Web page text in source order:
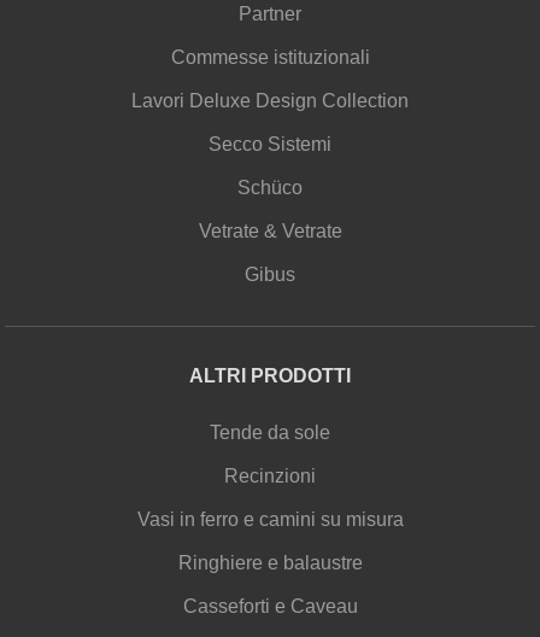
Partner
Commesse istituzionali
Lavori Deluxe Design Collection
Secco Sistemi
Schüco
Vetrate & Vetrate
Gibus
ALTRI PRODOTTI
Tende da sole
Recinzioni
Vasi in ferro e camini su misura
Ringhiere e balaustre
Casseforti e Caveau